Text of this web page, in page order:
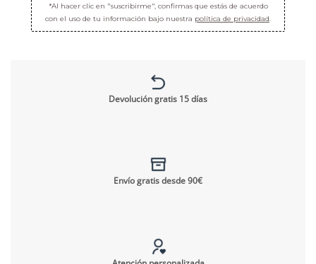
*Al hacer clic en "suscribirme", confirmas que estás de acuerdo
con el uso de tu información bajo nuestra política de privacidad
Devolución gratis 15 días
Envío gratis desde 90€